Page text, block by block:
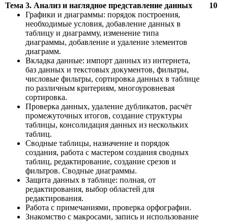
Тема 3. Анализ и наглядное представление данных
Графики и диаграммы: порядок построения,
необходимые условия, добавление данных в
таблицу и диаграмму, изменение типа
диаграммы, добавление и удаление элементов
диаграмм.
Вкладка данные: импорт данных из интернета,
баз данных и текстовых документов, фильтры,
числовые фильтры, сортировка данных в таблице
по различным критериям, многоуровневая
сортировка.
Проверка данных, удаление дубликатов, расчёт
промежуточных итогов, создание структуры
таблицы, консолидация данных из нескольких
таблиц.
Сводные таблицы, назначение и порядок
создания, работа с мастером создания сводных
таблиц, редактирование, создание срезов и
фильтров. Сводные диаграммы.
Защита данных в таблице: полная, от
редактирования, выбор областей для
редактирования.
Работа с примечаниями, проверка орфографии.
Знакомство с макросами, запись и использование
10